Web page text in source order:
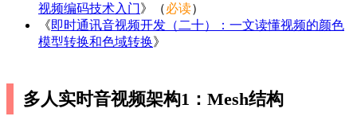
视频编码技术入门》（必读）
《即时通讯音视频开发（二十）：一文读懂视频的颜色
模型转换和色域转换》
多人实时音视频架构1：Mesh结构